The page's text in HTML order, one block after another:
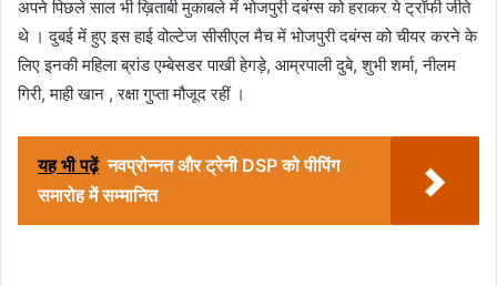
अपने पिछले साल भी ख़िताबी मुकाबले में भोजपुरी दबंग्स को हराकर ये ट्रॉफी जीते
थे । दुबई में हुए इस हाई वोल्टेज सीसीएल मैच में भोजपुरी दबंग्स को चीयर करने के
लिए इनकी महिला ब्रांड एम्बेसडर पाखी हेगड़े, आम्रपाली दुबे, शुभी शर्मा, नीलम
गिरी, माही खान , रक्षा गुप्ता मौजूद रहीं ।
यह भी पढ़ें नवप्रोन्नत और ट्रेनी DSP को पीपिंग
समारोह में सम्मानित